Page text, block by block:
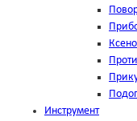
Инструмент